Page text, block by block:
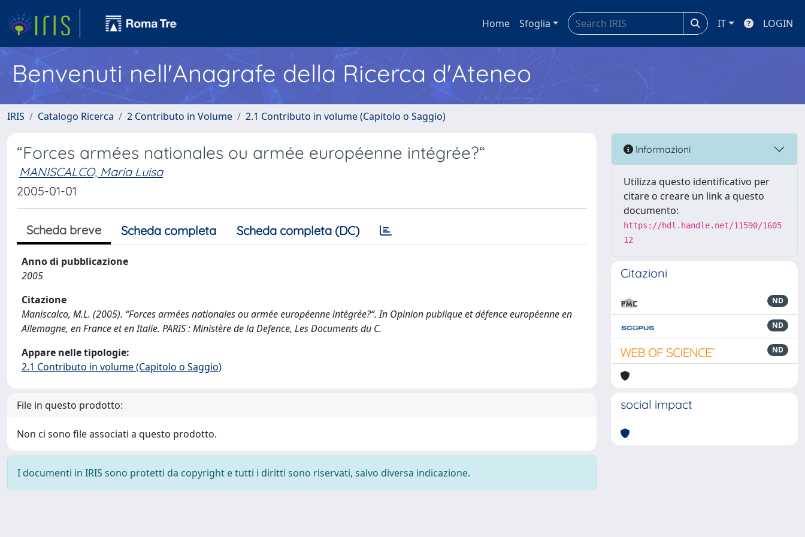
Home Sfoglia IT LOGIN
Benvenuti nell'Anagrafe della Ricerca d'Ateneo
IRIS Catalogo Ricerca 2 Contributo in Volume 2.1 Contributo in volume (Capitolo o Saggio)
“Forces armées nationales ou armée européenne intégrée?“
MANISCALCO, Maria Luisa
2005-01-01
Scheda breve Scheda completa Scheda completa (DC)
Anno di pubblicazione
2005
Citazione
Maniscalco, M.L. (2005). “Forces armées nationales ou armée européenne intégrée?“. In Opinion publique et défence européenne en
Allemagne, en France et en Italie. PARIS : Ministère de la Defence, Les Documents du C.
Appare nelle tipologie:
2.1 Contributo in volume (Capitolo o Saggio)
File in questo prodotto:
Non ci sono file associati a questo prodotto.
I documenti in IRIS sono protetti da copyright e tutti i diritti sono riservati, salvo diversa indicazione.
Informazioni
Utilizza questo identificativo per
citare o creare un link a questo
documento:
https://hdl.handle.net/11590/1605
12
Citazioni
ND
ND
ND
social impact